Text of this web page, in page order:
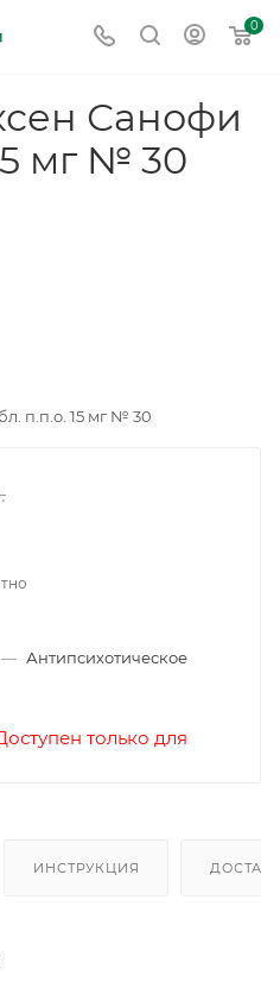
0
Санофи
мг № 30
п.п.о. 15 мг № 30
— Антипсихотическое
только для
ИНСТРУКЦИЯ